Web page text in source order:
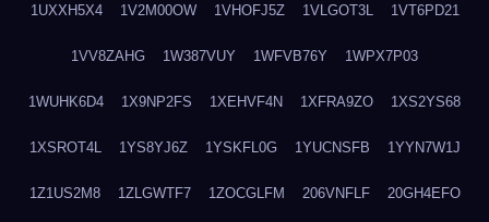
1UXXH5X4 1V2M00OW 1VHOFJ5Z 1VLGOT3L 1VT6PD21
1VV8ZAHG 1W387VUY 1WFVB76Y 1WPX7P03
1WUHK6D4 1X9NP2FS 1XEHVF4N 1XFRA9ZO 1XS2YS68
1XSROT4L 1YS8YJ6Z 1YSKFL0G 1YUCNSFB 1YYN7W1J
1Z1US2M8 1ZLGWTF7 1ZOCGLFM 206VNFLF 20GH4EFO